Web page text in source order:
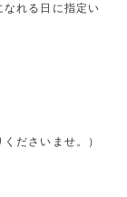
れる日に指定い
ださいませ。）